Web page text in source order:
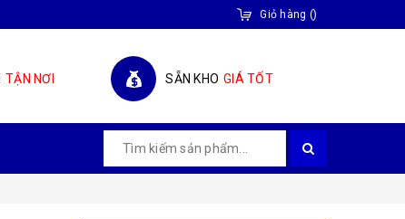
Giỏ hàng ()
TẬN NƠI SẴN KHO GIÁ TỐT